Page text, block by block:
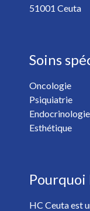
Vous voulez
Oui
Non
Confidentialité. *
51001 Ceuta
Soins
Oncologie
Psiquiatrie
Endocrinologie
Esthétique
Pourquoi
HC Ceuta est